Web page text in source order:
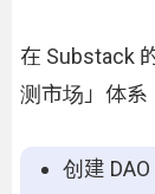
在 Substack
测市场」体系
创建